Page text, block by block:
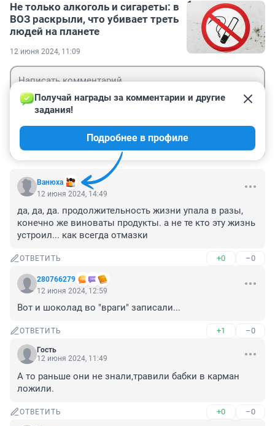
Не только алкоголь и сигареты: в
ВОЗ раскрыли, что убивает треть
людей на планете
12 июня 2024, 11:09
Вaнюхa
Получай награды за комментарии и другие
задания!
Подробнее в профиле
12 июня 2024, 14:49
да, да, да. продолжительность жизни упала в разы,
конечно же виноваты продукты. а не те кто эту жизнь
устроил... как всегда отмазки
ОТВЕТИТЬ +0 –0
280766279
12 июня 2024, 12:59
Вот и шоколад во "враги" записали...
ОТВЕТИТЬ +1 –0
Гость
12 июня 2024, 11:49
А то раньше они не знали,травили бабки в карман
ложили.
ОТВЕТИТЬ +0 –0